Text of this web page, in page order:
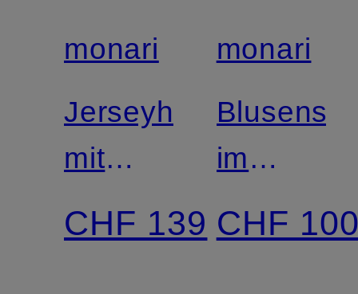
monari
Jerseyhose
mit
Schmucksteinen
CHF 139
Zertifiziert
monari
im
mit
CHF